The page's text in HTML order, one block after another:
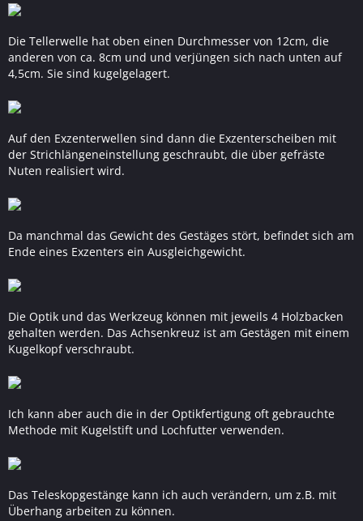
Die Tellerwelle hat oben einen Durchmesser von 12cm, die
anderen von ca. 8cm und und verjüngen sich nach unten auf
4,5cm. Sie sind kugelgelagert.
Auf den Exzenterwellen sind dann die Exzenterscheiben mit
der Strichlängeneinstellung geschraubt, die über gefräste
Nuten realisiert wird.
Da manchmal das Gewicht des Gestäges stört, befindet sich am
Ende eines Exzenters ein Ausgleichgewicht.
Die Optik und das Werkzeug können mit jeweils 4 Holzbacken
gehalten werden. Das Achsenkreuz ist am Gestägen mit einem
Kugelkopf verschraubt.
Ich kann aber auch die in der Optikfertigung oft gebrauchte
Methode mit Kugelstift und Lochfutter verwenden.
Das Teleskopgestänge kann ich auch verändern, um z.B. mit
Überhang arbeiten zu können.